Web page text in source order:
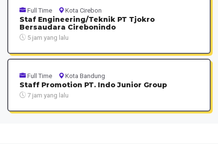
Full Time Kota Cirebon
Staf Engineering/Teknik PT Tjokro
Bersaudara Cirebonindo
5 jam yang lalu
Full Time Kota Bandung
Staff Promotion PT. Indo Junior Group
7 jam yang lalu